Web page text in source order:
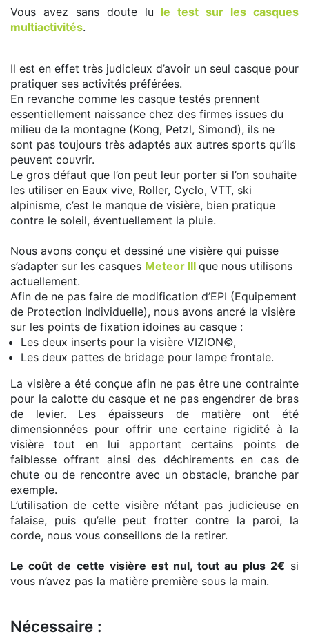
Vous avez sans doute lu le test sur les casques
multiactivités.
Il est en effet très judicieux d’avoir un seul casque pour
pratiquer ses activités préférées.
En revanche comme les casque testés prennent
essentiellement naissance chez des firmes issues du
milieu de la montagne (Kong, Petzl, Simond), ils ne
sont pas toujours très adaptés aux autres sports qu’ils
peuvent couvrir.
Le gros défaut que l’on peut leur porter si l’on souhaite
les utiliser en Eaux vive, Roller, Cyclo, VTT, ski
alpinisme, c’est le manque de visière, bien pratique
contre le soleil, éventuellement la pluie.
Nous avons conçu et dessiné une visière qui puisse
s’adapter sur les casques Meteor III que nous utilisons
actuellement.
Afin de ne pas faire de modification d’EPI (Equipement
de Protection Individuelle), nous avons ancré la visière
sur les points de fixation idoines au casque :
Les deux inserts pour la visière VIZION©,
Les deux pattes de bridage pour lampe frontale.
La visière a été conçue afin ne pas être une contrainte
pour la calotte du casque et ne pas engendrer de bras
de levier. Les épaisseurs de matière ont été
dimensionnées pour offrir une certaine rigidité à la
visière tout en lui apportant certains points de
faiblesse offrant ainsi des déchirements en cas de
chute ou de rencontre avec un obstacle, branche par
exemple.
L’utilisation de cette visière n’étant pas judicieuse en
falaise, puis qu’elle peut frotter contre la paroi, la
corde, nous vous conseillons de la retirer.
Le coût de cette visière est nul, tout au plus 2€ si
vous n’avez pas la matière première sous la main.
Nécessaire :